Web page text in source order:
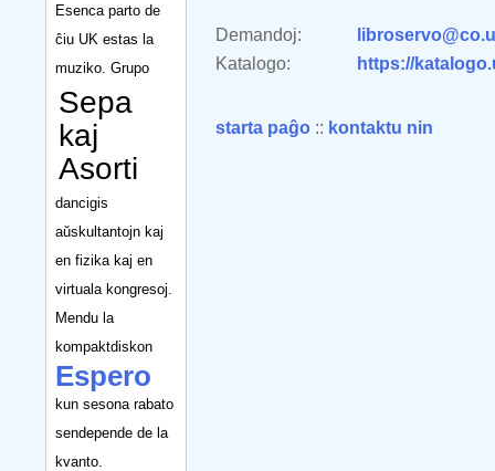
Esenca parto de
ĉiu UK estas la
muziko. Grupo
Sepa
kaj
Asorti
dancigis
aŭskultantojn kaj
en fizika kaj en
virtuala kongresoj.
Mendu la
kompaktdiskon
Espero
kun sesona rabato
sendepende de la
kvanto.
Demandoj:
Katalogo:
https://
starta paĝo :: kontaktu nin